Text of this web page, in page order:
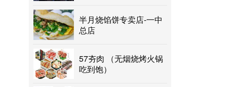
半月烧馅饼专卖店-一中
总店
57夯肉 （无烟烧烤火锅
吃到饱）